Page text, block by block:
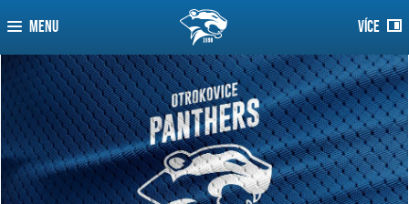
MENU VÍCE